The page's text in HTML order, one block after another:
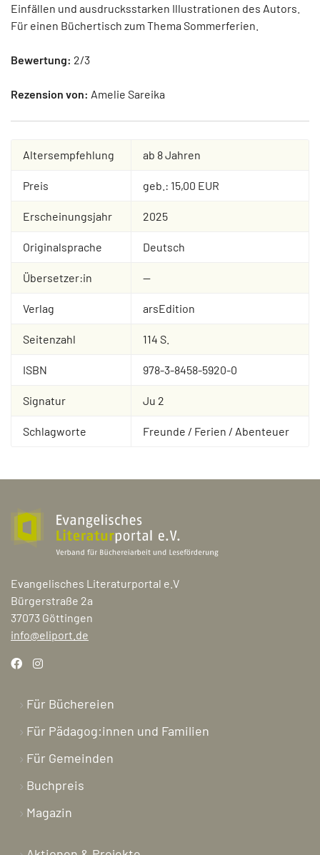
Einfällen und ausdrucksstarken Illustrationen des Autors.
Für einen Büchertisch zum Thema Sommerferien.
Bewertung: 2/3
Rezension von: Amelie Sareika
Altersempfehlung ab 8 Jahren
Preis geb.: 15,00 EUR
Erscheinungsjahr 2025
Originalsprache Deutsch
Übersetzer:in --
Verlag arsEdition
Seitenzahl 114 S.
ISBN 978-3-8458-5920-0
Signatur Ju 2
Schlagworte Freunde / Ferien / Abenteuer
Evangelisches Literaturportal e.V
Bürgerstraße 2a
37073 Göttingen
info@eliport.de
Für Büchereien
Für Pädagog:innen und Familien
Für Gemeinden
Buchpreis
Magazin